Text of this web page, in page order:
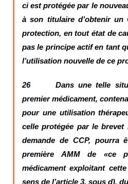
ci est protégée par le
à son titulaire d’obtenir un
protection, en tout état de
pas le principe actif en tant
l’utilisation nouvelle de ce
26 Dans une telle
premier médicament,
pour une utilisation
celle protégée par le brevet
demande de CCP, pourra
première AMM de «ce
médicament exploitant
sens de l’article 3, sous d),